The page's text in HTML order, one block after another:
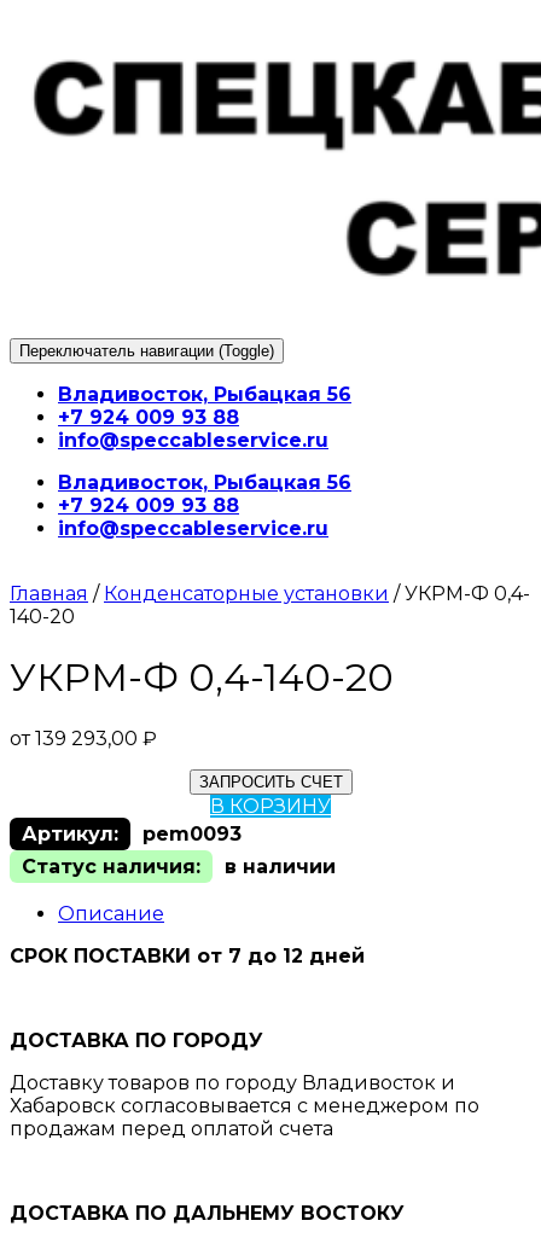
содержимому
Переключатель навигации (Toggle)
Владивосток, Рыбацкая 56
+7 924 009 93 88
info@speccableservice.ru
Владивосток, Рыбацкая 56
+7 924 009 93 88
info@speccableservice.ru
Главная / Конденсаторные установки / УКРМ-Ф 0,4-
140-20
УКРМ-Ф 0,4-140-20
от139 293,00 ₽
ЗАПРОСИТЬ СЧЕТ
В КОРЗИНУ
Артикул:
pem0093
Статус наличия:
в наличии
Описание
СРОК ПОСТАВКИ от 7 до 12 дней
ДОСТАВКА ПО ГОРОДУ
Доставку товаров по городу Владивосток и
Хабаровск согласовывается с менеджером по
продажам перед оплатой счета
ДОСТАВКА ПО ДАЛЬНЕМУ ВОСТОКУ